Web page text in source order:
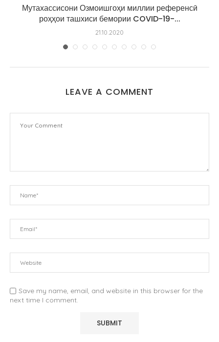
Мутахассисони Озмоишгоҳи миллии референсӣ
роҳҳои ташхиси бемории COVID-19-...
21.10.2020
LEAVE A COMMENT
Save my name, email, and website in this browser for the
next time I comment.